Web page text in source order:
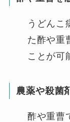
うどんこ
た酢や重
ことが可
農薬や殺菌
酢や重曹